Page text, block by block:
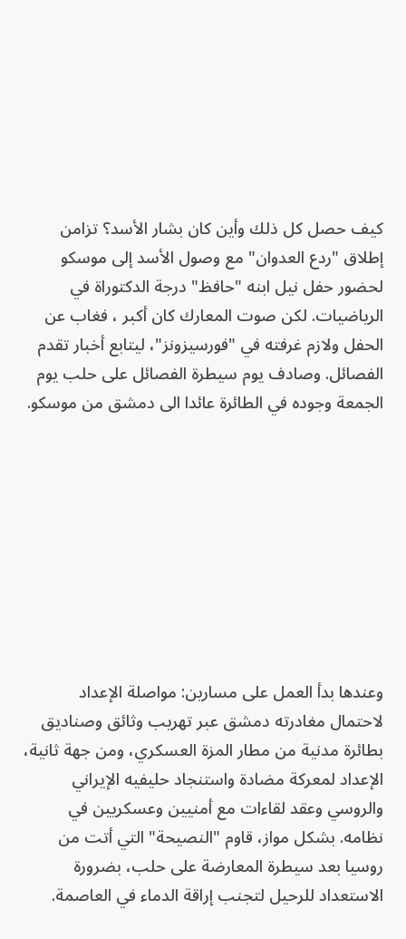
كيف حصل كل ذلك وأين كان بشار الأسد؟ تزامن
إطلاق "ردع العدوان" مع وصول الأسد إلى موسكو
لحضور حفل نيل ابنه "حافظ" درجة الدكتوراة في
الرياضيات. لكن صوت المعارك كان أكبر ، فغاب عن
الحفل ولازم غرفته في "فورسيزونز"، ليتابع أخبار تقدم
الفصائل. وصادف يوم سيطرة الفصائل على حلب يوم
الجمعة وجوده في الطائرة عائدا الى دمشق من موسكو.
وعندها بدأ العمل على مسارين: مواصلة الإعداد
لاحتمال مغادرته دمشق عبر تهريب وثائق وصناديق
بطائرة مدنية من مطار المزة العسكري، ومن جهة ثانية،
الإعداد لمعركة مضادة واستنجاد حليفيه الإيراني
والروسي وعقد لقاءات مع أمنيين وعسكريين في
نظامه. بشكل مواز، قاوم "النصيحة" التي أتت من
روسيا بعد سيطرة المعارضة على حلب، بضرورة
الاستعداد للرحيل لتجنب إراقة الدماء في العاصمة.